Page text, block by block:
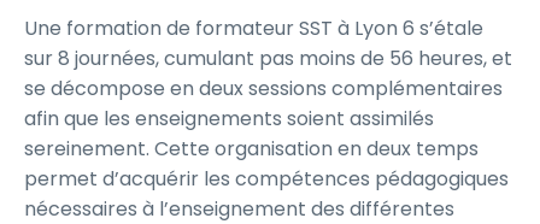
Une formation de formateur SST à Lyon 6 s’étale
sur 8 journées, cumulant pas moins de 56 heures, et
se décompose en deux sessions complémentaires
afin que les enseignements soient assimilés
sereinement. Cette organisation en deux temps
permet d’acquérir les compétences pédagogiques
nécessaires à l’enseignement des différentes